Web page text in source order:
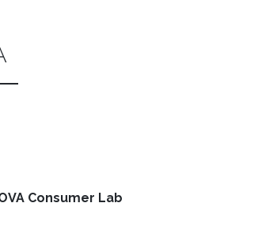
Consumer Lab